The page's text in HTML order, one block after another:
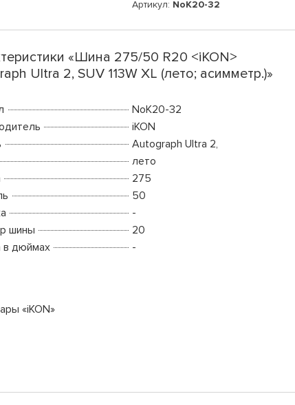
Артикул: NoK20-32
«Шина 275/50 R20 <iKON>
Ultra 2, SUV 113W XL (лето; асимметр.)»
NoK20-32
iKON
Autograph Ultra 2,
лето
275
50
-
шины
20
в дюймах
-
«iKON»